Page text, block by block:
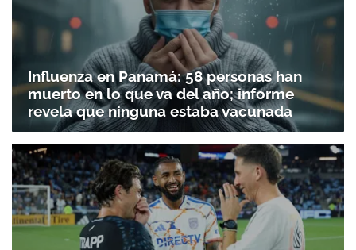
Influenza en Panamá: 58 personas han
muerto en lo que va del año; informe
revela que ninguna estaba vacunada